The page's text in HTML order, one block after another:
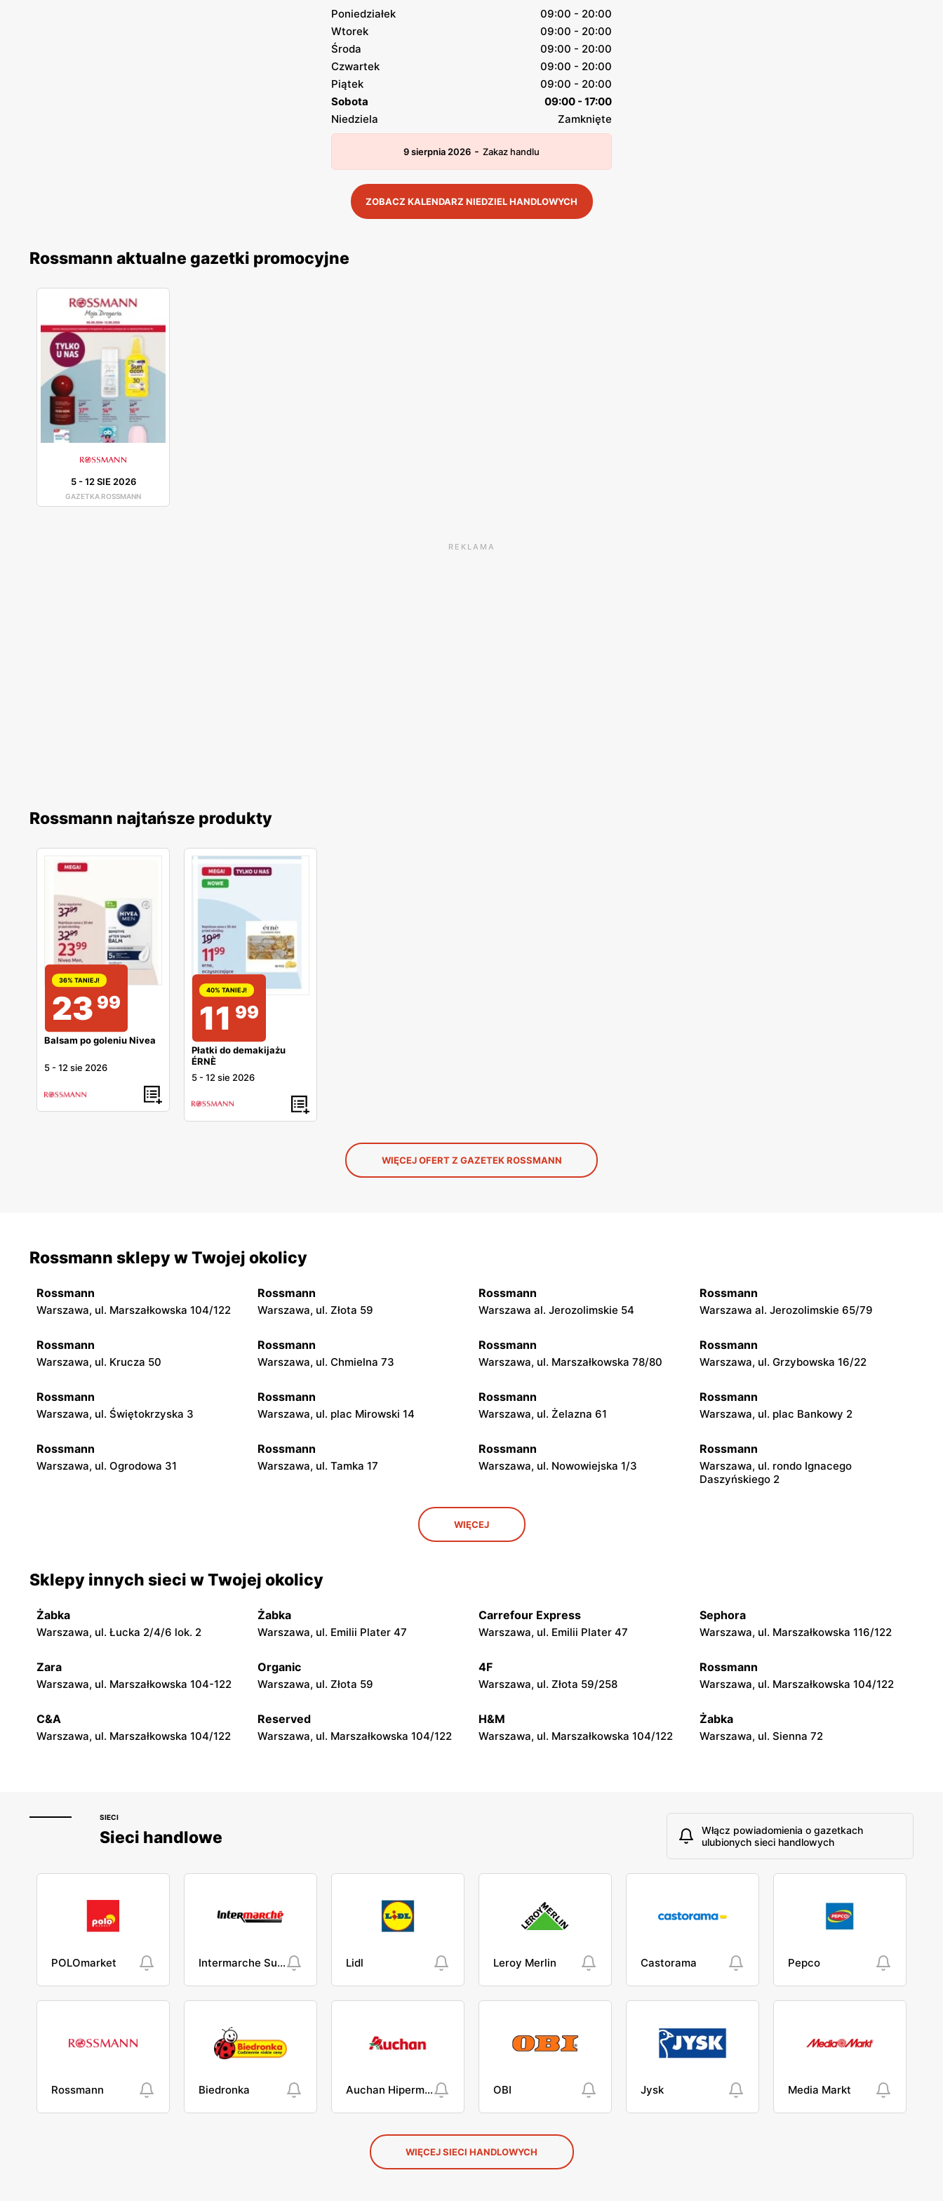
Poniedziałek
09:00 - 20:00
Wtorek
09:00 - 20:00
Środa
09:00 - 20:00
Czwartek
09:00 - 20:00
Piątek
09:00 - 20:00
Sobota
09:00 - 17:00
Niedziela
Zamknięte
9 sierpnia 2026 - Zakaz handlu
ZOBACZ KALENDARZ NIEDZIEL HANDLOWYCH
Rossmann aktualne gazetki promocyjne
5-12 SIE 2026
GAZETKA ROSSMANN
REKLAMA
Rossmann najtańsze produkty
36% TANIEJ!
23 99
Balsam po goleniu Nivea
5 -12 sie 2026
40% TANIEJ!
11 99
Płatki do demakijażu
ÉRNÈ
5 -12 sie 2026
WIĘCEJ OFERT Z GAZETEK ROSSMANN
Rossmann sklepy w Twojej okolicy
Rossmann
Warszawa, ul. Marszałkowska 104/122
Rossmann
Warszawa, ul. Złota 59
Rossmann
Warszawa al. Jerozolimskie 54
Rossmann
Warszawa al. Jerozolimskie 65/79
Rossmann
Warszawa, ul. Krucza 50
Rossmann
Warszawa, ul. Chmielna 73
Rossmann
Warszawa, ul. Marszałkowska 78/80
Rossmann
Warszawa, ul. Grzybowska 16/22
Rossmann
Warszawa, ul. Świętokrzyska 3
Rossmann
Warszawa, ul. plac Mirowski 14
Rossmann
Warszawa, ul. Żelazna 61
Rossmann
Warszawa, ul. plac Bankowy 2
Rossmann
Warszawa, ul. Ogrodowa 31
Rossmann
Warszawa, ul. Tamka 17
Rossmann
Warszawa, ul. Nowowiejska 1/3
Rossmann
Warszawa, ul. rondo Ignacego
Daszyńskiego 2
Warszawa, ul. Marszałkowska 28
Rossmann
Warszawa, ul. Senatorska 2
Warszawa, ul. Mokotowska 1 Warszawa, ul. Marszałkowska 126/134
Rossmann
Warszawa, ul. Świętojerska 16
Rossmann
Warszawa, ul. Wolska 19/25
Rossmann
Warszawa, ul. Stawki 2 a
Rossmann
Warszawa, ul. Grójecka 64
Rossmann
Warszawa, ul. Puławska 17
Rossmann
Warszawa, ul. Dzika 4
Rossmann
Warszawa, ul. Płocka 17
Rossmann
Warszawa, ul. Obozowa 16
WIĘCEJ
Sklepy innych sieci w Twojej okolicy
Żabka
Warszawa, ul. Łucka 2/4/6 lok. 2
Żabka
Warszawa, ul. Emilii Plater 47
Carrefour Express
Warszawa, ul. Emilii Plater 47
Sephora
Warszawa, ul. Marszałkowska 116/122
Zara
Warszawa, ul. Marszałkowska 104-122
Organic
Warszawa, ul. Złota 59
4F
Warszawa, ul. Złota 59/258
Rossmann
Warszawa, ul. Marszałkowska 104/122
C&A
Warszawa, ul. Marszałkowska 104/122
Reserved
Warszawa, ul. Marszałkowska 104/122
H&M
Warszawa, ul. Marszałkowska 104/122
Żabka
Warszawa, ul. Sienna 72
SIECI
Sieci handlowe
Włącz powiadomienia o gazetkach
ulubionych sieci handlowych
POLOmarket Intermarche Super Lidl Leroy Merlin Castorama Pepco
Rossmann Biedronka Auchan Hipermarket OBI Jysk Media Markt
WIĘCEJ SIECI HANDLOWYCH